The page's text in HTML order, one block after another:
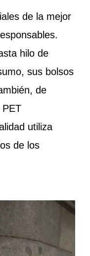
de la mejor
hilo de
sus bolsos
de
PET
utiliza
de los